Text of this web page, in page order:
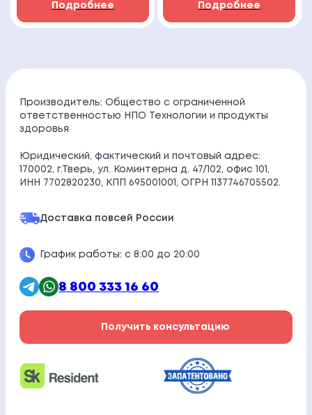
Подробнее Подробнее
Производитель: Общество с ограниченной
ответственностью НПО Технологии и продукты
здоровья
Юридический, фактический и почтовый адрес:
170002, г.Тверь, ул. Коминтерна д. 47/102, офис 101,
ИНН 7702820230, КПП 695001001, ОГРН 1137746705502.
Доставка повсей России
График работы: с 8:00 до 20:00
8 800 333 16 60
Получить консультацию